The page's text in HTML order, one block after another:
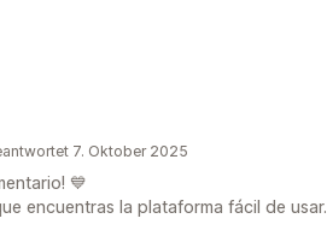
7. Oktober 2025
💙
encuentras la plataforma fácil de usar.